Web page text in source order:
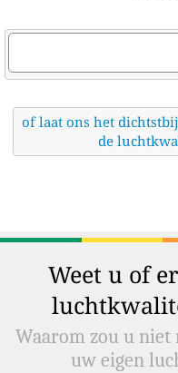
of laat ons het
de
Weet u of
Waarom zou u niet
uw eigen